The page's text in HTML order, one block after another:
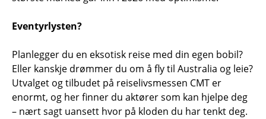
Eventyrlysten?
Planlegger du en eksotisk reise med din egen bobil?
Eller kanskje drømmer du om å fly til Australia og leie?
Utvalget og tilbudet på reiselivsmessen CMT er
enormt, og her finner du aktører som kan hjelpe deg
– nært sagt uansett hvor på kloden du har tenkt deg.